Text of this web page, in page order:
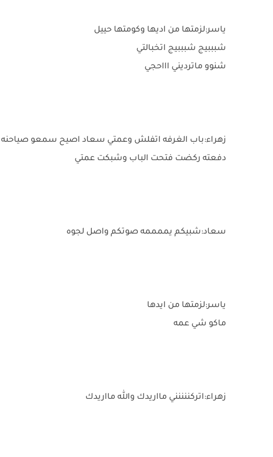
ياسر:لزمتها من اديها وكومتها حييل
شبببيج شبببيج اتخبالتي
شنوو ماترديني اااحجي
زهراء:باب الغرفه اتفلش وعمتي سعاد اصيح سمعو صياحنه
دفعته ركضت فتحت الباب وشبكت عمتي
سعاد:شبيكم يممممه صوتكم واصل لجوه
ياسر:لزمتها من ايدها
ماكو شي عمه
زهراء:اتركننننني مااريدك والله مااريدك